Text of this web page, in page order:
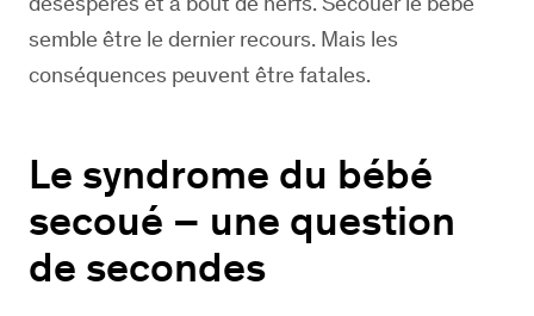
semble être le dernier recours. Mais les
conséquences peuvent être fatales.
Le syndrome du bébé
secoué – une question
de secondes